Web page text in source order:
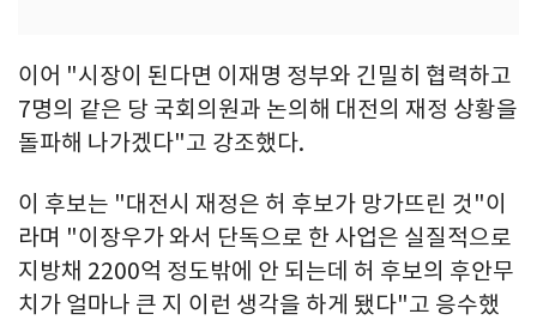
이어 "시장이 된다면 이재명 정부와 긴밀히 협력하고
7명의 같은 당 국회의원과 논의해 대전의 재정 상황을
돌파해 나가겠다"고 강조했다.
이 후보는 "대전시 재정은 허 후보가 망가뜨린 것"이
라며 "이장우가 와서 단독으로 한 사업은 실질적으로
지방채 2200억 정도밖에 안 되는데 허 후보의 후안무
치가 얼마나 큰 지 이런 생각을 하게 됐다"고 응수했